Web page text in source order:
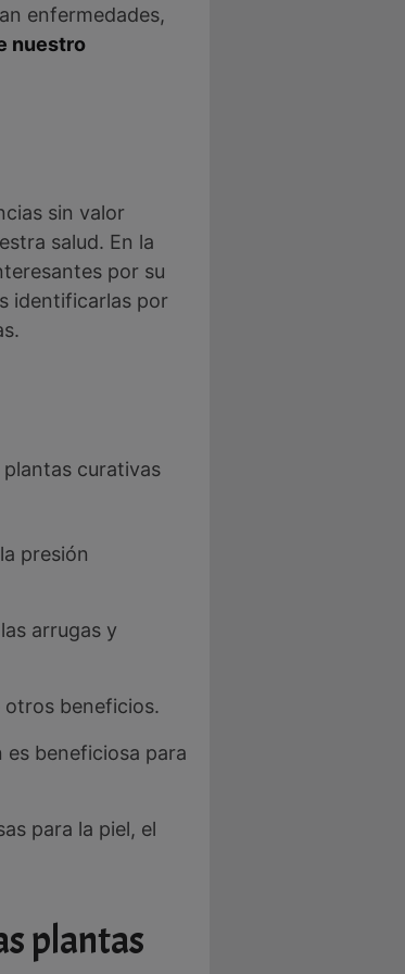
enfermedades,
nuestro
sin valor
salud. En la
por su
identificarlas por
curativas
presión
arrugas y
otros beneficios.
beneficiosa para
para la piel, el
plantas